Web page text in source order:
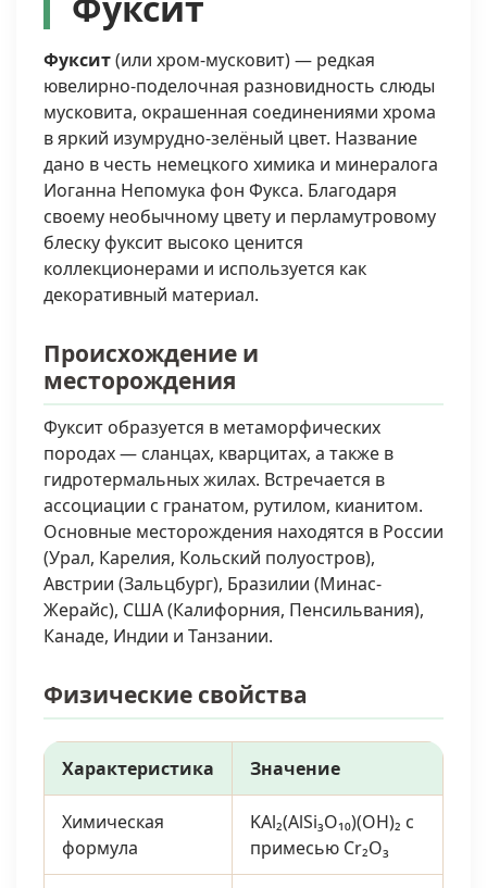
Фуксит(или хром-мусковит) — редкая
ювелирно-поделочная разновидность слюды
мусковита, окрашенная соединениями хрома
в яркий изумрудно-зелёный цвет. Название
дано в честь немецкого химика и минералога
Иоганна Непомука фон Фукса. Благодаря
своему необычному цвету и перламутровому
блеску фуксит высоко ценится
коллекционерами и используется как
декоративный материал.
Происхождение и
месторождения
Фуксит образуется в метаморфических
породах — сланцах, кварцитах, а также в
гидротермальных жилах. Встречается в
ассоциации с гранатом, рутилом, кианитом.
Основные месторождения находятся в России
(Урал, Карелия, Кольский полуостров),
Австрии (Зальцбург), Бразилии (Минас-
Жерайс), США (Калифорния, Пенсильвания),
Канаде, Индии и Танзании.
Физические свойства
Характеристика Значение
Химическая
формула
KAl₂(AlSi₃O₁₀)(OH)₂ с
примесью Cr₂O₃